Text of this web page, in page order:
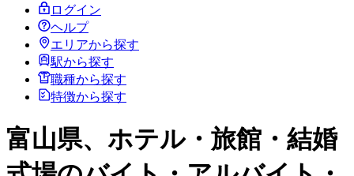
ログイン
ヘルプ
エリアから探す
駅から探す
職種から探す
特徴から探す
富山県、ホテル・旅館・結婚